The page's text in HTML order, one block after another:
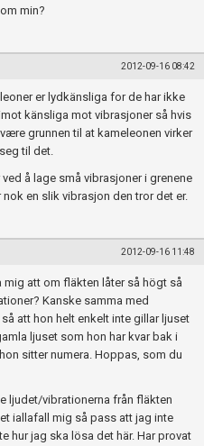
min?
2012-09-16 08:42
er lydkänsliga for de har ikke
känsliga mot vibrasjoner så hvis
grunnen til at kameleonen virker
til det.
å lage små vibrasjoner i grenene
en slik vibrasjon den tror det er.
2012-09-16 11:48
att om fläkten låter så högt så
Kanske samma med
att hon helt enkelt inte gillar ljuset
ljuset som hon har kvar bak i
sitter numera. Hoppas, som du
ljudet/vibrationerna från fläkten
iallafall mig så pass att jag inte
hur jag ska lösa det här. Har provat